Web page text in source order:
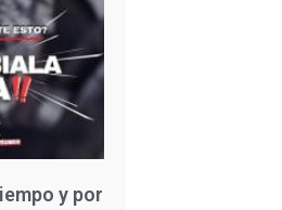
y por